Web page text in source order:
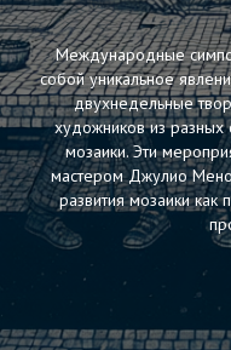
Международные
собой уникальное
двухнедельные
художников из разных
мозаики. Эти
мастером Джулио
развития мозаики как